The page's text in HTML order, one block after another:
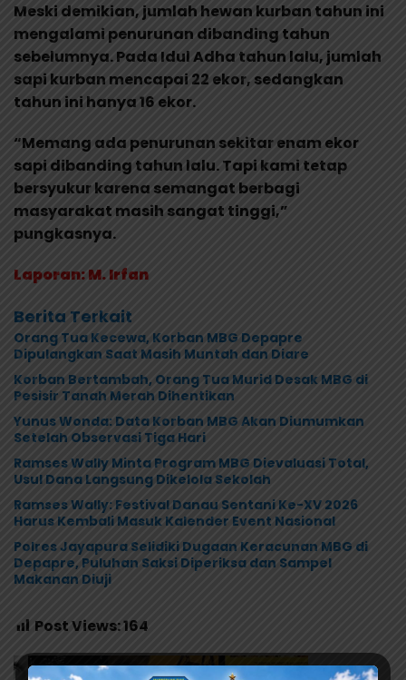
Meski demikian, jumlah hewan kurban tahun ini
mengalami penurunan dibanding tahun
sebelumnya. Pada Idul Adha tahun lalu, jumlah
sapi kurban mencapai 22 ekor, sedangkan
tahun ini hanya 16 ekor.
“Memang ada penurunan sekitar enam ekor
sapi dibanding tahun lalu. Tapi kami tetap
bersyukur karena semangat berbagi
masyarakat masih sangat tinggi,”
pungkasnya.
Laporan: M. Irfan
Berita Terkait
Orang Tua Kecewa, Korban MBG Depapre
Dipulangkan Saat Masih Muntah dan Diare
Korban Bertambah, Orang Tua Murid Desak MBG di
Pesisir Tanah Merah Dihentikan
Yunus Wonda: Data Korban MBG Akan Diumumkan
Setelah Observasi Tiga Hari
Ramses Wally Minta Program MBG Dievaluasi Total,
Usul Dana Langsung Dikelola Sekolah
Ramses Wally: Festival Danau Sentani Ke-XV 2026
Harus Kembali Masuk Kalender Event Nasional
Polres Jayapura Selidiki Dugaan Keracunan MBG di
Depapre, Puluhan Saksi Diperiksa dan Sampel
Makanan Diuji
Post Views:164